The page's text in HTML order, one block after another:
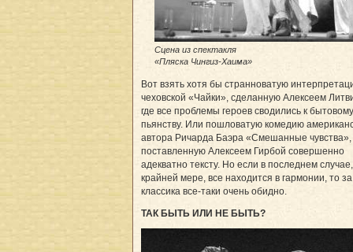
Сцена из спектакля
«Пляска Чингиз-Хаима»
Вот взять хотя бы странноватую
чеховской «Чайки», сделанную Алексеем
где все проблемы героев сводились к бытовому
пьянству. Или пошловатую комедию
автора Ричарда Баэра «Смешанные чувства»,
поставленную Алексеем Гирбой совершенно
адекватно тексту. Но если в последнем
крайней мере, все находится в гармонии, то за
классика все-таки очень обидно.
ТАК БЫТЬ ИЛИ НЕ БЫТЬ?